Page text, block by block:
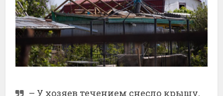
– У хозяев течением снесло крышу,